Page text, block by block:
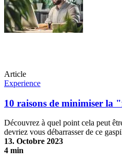
Article
Experience
10 raisons de minimiser la
Découvrez à quel point cela peut
devriez vous débarrasser de ce
13. Octobre 2023
4 min